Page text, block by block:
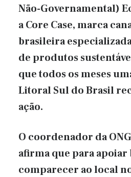
Não-Governamental)
a Core Case, marca
brasileira
de produtos
que todos os meses
Litoral Sul do Brasil
ação.
O coordenador da
afirma que para apoiar
comparecer ao local